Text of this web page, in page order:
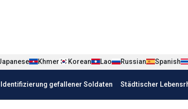
Khmer Korean Lao Russian Spanish
Identifizierung gefallener Soldaten Städtischer